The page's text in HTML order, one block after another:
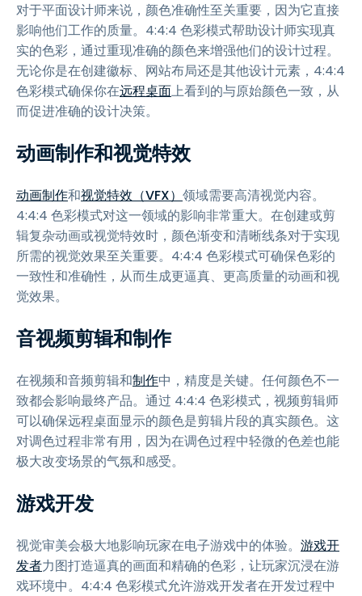
对于平面设计师来说，颜色准确性至关重要，因为它直接
影响他们工作的质量。4:4:4 色彩模式帮助设计师实现真
实的色彩，通过重现准确的颜色来增强他们的设计过程。
无论你是在创建徽标、网站布局还是其他设计元素，4:4:4
色彩模式确保你在远程桌面上看到的与原始颜色一致，从
而促进准确的设计决策。
动画制作和视觉特效
动画制作和视觉特效（VFX） 领域需要高清视觉内容。
4:4:4 色彩模式对这一领域的影响非常重大。在创建或剪
辑复杂动画或视觉特效时，颜色渐变和清晰线条对于实现
所需的视觉效果至关重要。4:4:4 色彩模式可确保色彩的
一致性和准确性，从而生成更逼真、更高质量的动画和视
觉效果。
音视频剪辑和制作
在视频和音频剪辑和制作中，精度是关键。任何颜色不一
致都会影响最终产品。通过 4:4:4 色彩模式，视频剪辑师
可以确保远程桌面显示的颜色是剪辑片段的真实颜色。这
对调色过程非常有用，因为在调色过程中轻微的色差也能
极大改变场景的气氛和感受。
游戏开发
视觉审美会极大地影响玩家在电子游戏中的体验。 游戏开
发者力图打造逼真的画面和精确的色彩，让玩家沉浸在游
戏环境中。4:4:4 色彩模式允许游戏开发者在开发过程中